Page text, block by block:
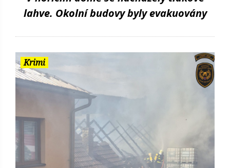
lahve. Okolní budovy byly evakuovány
Krimi